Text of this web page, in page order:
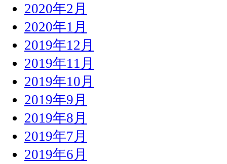
2020年2月
2020年1月
2019年12月
2019年11月
2019年10月
2019年9月
2019年8月
2019年7月
2019年6月